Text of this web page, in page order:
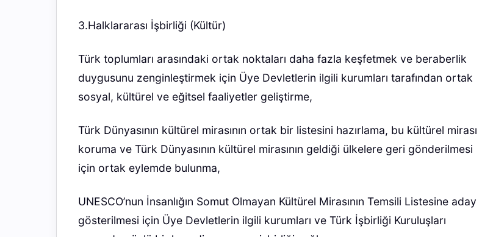
3.Halklararası İşbirliği (Kültür)
Türk toplumları arasındaki ortak noktaları daha fazla keşfetmek ve beraberlik
duygusunu zenginleştirmek için Üye Devletlerin ilgili kurumları tarafından ortak
sosyal, kültürel ve eğitsel faaliyetler geliştirme,
Türk Dünyasının kültürel mirasının ortak bir listesini hazırlama, bu kültürel mirası
koruma ve Türk Dünyasının kültürel mirasının geldiği ülkelere geri gönderilmesi
için ortak eylemde bulunma,
UNESCO’nun İnsanlığın Somut Olmayan Kültürel Mirasının Temsili Listesine aday
gösterilmesi için Üye Devletlerin ilgili kurumları ve Türk İşbirliği Kuruluşları